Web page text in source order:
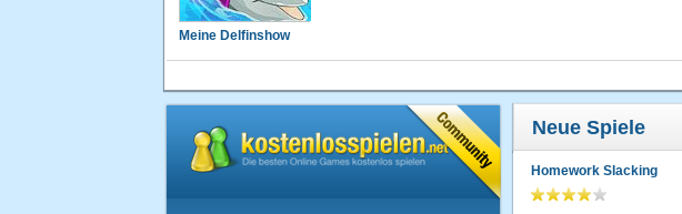
Meine Delfinshow
Neue Spiele
Homework Slacking